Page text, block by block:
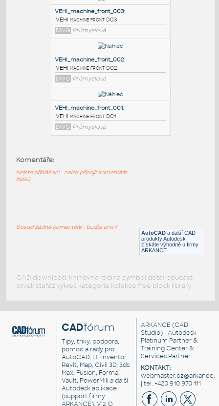
PODOBNÉ BLOKY:
VEHI_machine_plan_013:
VEHI machine plan 013
DWG Průmyslová
VEHI_machine_front_003
VEHI machine front 003
DWG Průmyslová
DWG Průmyslová
DWG
Průmyslová AutoCAD a další CAD
produkty Autodesk
získáte výhodně u firmy
ARKANCE
Komentáře:
Nejste přihlášeni - nelze připojit komentáře
bloků
Dosud žádné komentáře - buďte první
CAD download: knihovna rodina symbol detail součást
prvek stafáž výkres kategorie kolekce free block library
CADfórum
Tipy, triky, podpora,
pomoc a rady pro
AutoCAD, LT, Inventor,
Revit, Map, Civil 3D, 3ds
Max, Fusion, Forma,
Vault, PowerMill a další
Autodesk aplikace
(support firmy
ARKANCE). VizO
ARKANCE (CAD
Studio) - Autodesk
Platinum Partner &
Training Center &
Services Partner
KONTAKT:
| tel. +420 910 970 111